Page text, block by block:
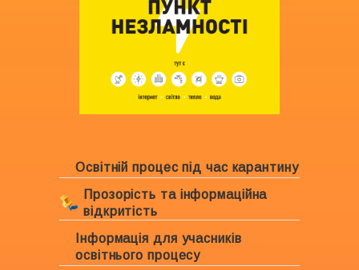
Освітній процес під час карантину
Прозорість та інформаційна
відкритість
Ліцензування закладу
Свідоцтво про право власності
Інформація для учасників
освітнього процесу